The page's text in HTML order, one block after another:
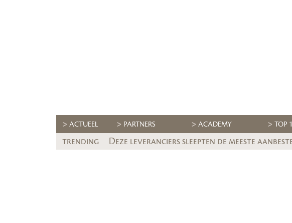
ACTUEEL PARTNERS ACADEMY TOP
trending Deze leveranciers sleepten de meeste